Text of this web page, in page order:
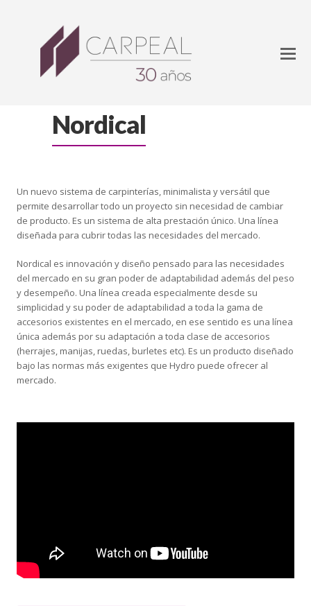
Nordical
Un nuevo sistema de carpinterías, minimalista y versátil que
permite desarrollar todo un proyecto sin necesidad de cambiar
de producto. Es un sistema de alta prestación único. Una línea
diseñada para cubrir todas las necesidades del mercado.
Nordical es innovación y diseño pensado para las necesidades
del mercado en su gran poder de adaptabilidad además del peso
y desempeño. Una línea creada especialmente desde su
simplicidad y su poder de adaptabilidad a toda la gama de
accesorios existentes en el mercado, en ese sentido es una línea
única además por su adaptación a toda clase de accesorios
(herrajes, manijas, ruedas, burletes etc). Es un producto diseñado
bajo las normas más exigentes que Hydro puede ofrecer al
mercado.